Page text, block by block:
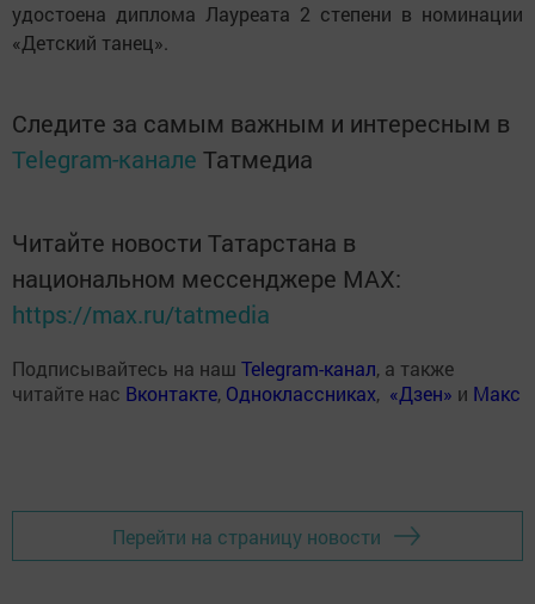
удостоена диплома Лауреата 2 степени в номинации
«Детский танец».
Следите за самым важным и интересным в
Telegram-канале Татмедиа
Читайте новости Татарстана в
национальном мессенджере MАХ:
https://max.ru/tatmedia
Подписывайтесь на наш Telegram-канал, а также
читайте нас Вконтакте, Одноклассниках, «Дзен» и Макс
Перейти на страницу новости